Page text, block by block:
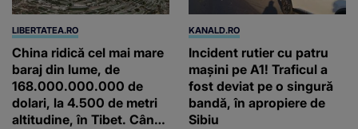
LIBERTATEA.RO
China ridică cel mai mare
baraj din lume, de
168.000.000.000 de
dolari, la 4.500 de metri
altitudine, în Tibet. Când
KANALD.RO
Incident rutier cu patru
mașini pe A1! Traficul a
fost deviat pe o singură
bandă, în apropiere de
Sibiu